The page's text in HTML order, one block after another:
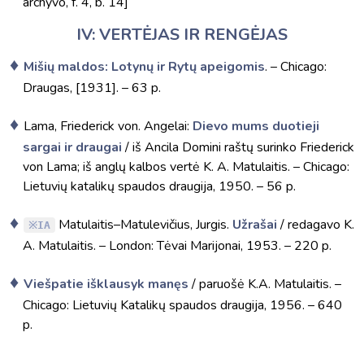
IV: VERTĖJAS IR RENGĖJAS
Mišių maldos: Lotynų ir Rytų apeigomis. – Chicago:
Draugas, [1931]. – 63 p.
Lama, Friederick von. Angelai: Dievo mums duotieji
sargai ir draugai/ iš Ancila Domini raštų surinko Friederick
von Lama; iš anglų kalbos vertė K. A. Matulaitis. – Chicago:
Lietuvių katalikų spaudos draugija, 1950. – 56 p.
IA Matulaitis–Matulevičius, Jurgis. Užrašai/ redagavo K.
A. Matulaitis. – London: Tėvai Marijonai, 1953. – 220 p.
Viešpatie išklausyk manęs/ paruošė K.A. Matulaitis. –
Chicago: Lietuvių Katalikų spaudos draugija, 1956. – 640
p.